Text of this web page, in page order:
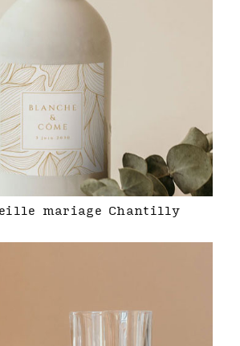
mariage Chantilly